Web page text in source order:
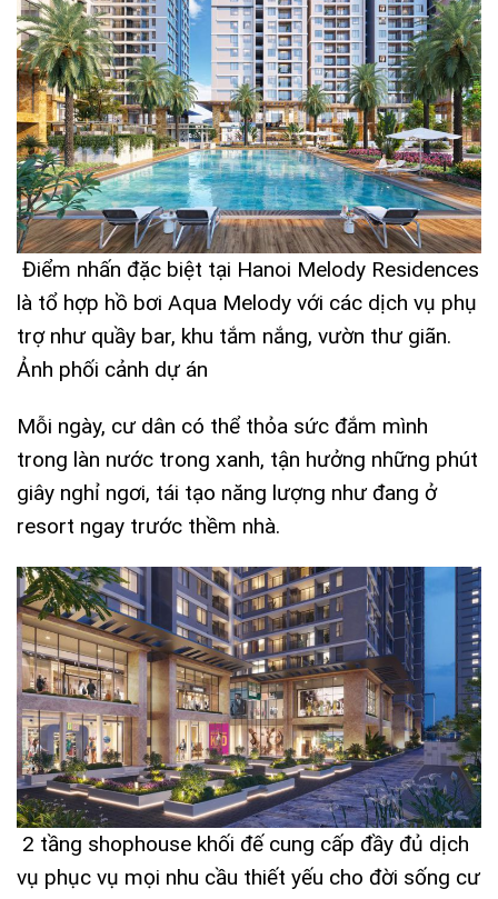
Điểm nhấn đặc biệt tại Hanoi Melody Residences
là tổ hợp hồ bơi Aqua Melody với các dịch vụ phụ
trợ như quầy bar, khu tắm nắng, vườn thư giãn.
Ảnh phối cảnh dự án
Mỗi ngày, cư dân có thể thỏa sức đắm mình
trong làn nước trong xanh, tận hưởng những phút
giây nghỉ ngơi, tái tạo năng lượng như đang ở
resort ngay trước thềm nhà.
2 tầng shophouse khối đế cung cấp đầy đủ dịch
vụ phục vụ mọi nhu cầu thiết yếu cho đời sống cư